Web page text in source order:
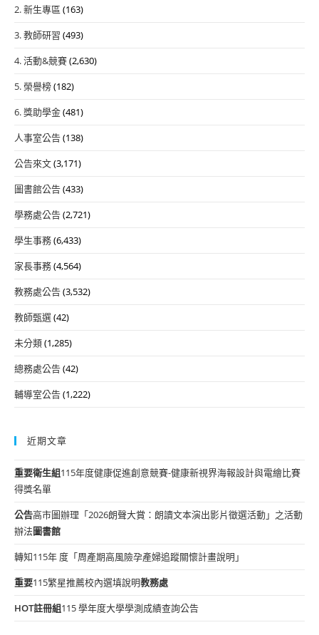
2. 新生專區 (163)
3. 教師研習 (493)
4. 活動&競賽(2,630)
5. 榮譽榜(182)
6. 獎助學金(481)
人事室公告(138)
公告來文(3,171)
圖書館公告(433)
學務處公告(2,721)
學生事務(6,433)
家長事務(4,564)
教務處公告(3,532)
教師甄選(42)
未分類(1,285)
總務處公告(42)
輔導室公告(1,222)
近期文章
重要衛生組115年度健康促進創意競賽-健康新視界海報設計與電繪比賽
得獎名單
公告高市圖辦理「2026朗聲大賞：朗讀文本演出影片徵選活動」之活動
辦法圖書館
轉知115年 度「周產期高風險孕產婦追蹤關懷計畫說明」
重要115繁星推薦校內選填說明教務處
HOT註冊組115 學年度大學學測成績查詢公告